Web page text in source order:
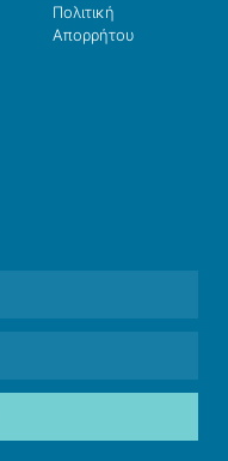
Πολιτική
Απορρήτου